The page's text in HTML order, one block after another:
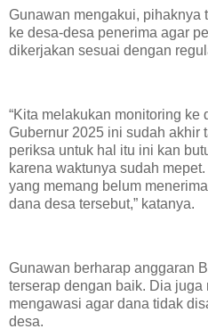
Gunawan mengakui, pihaknya
ke desa-desa penerima agar
dikerjakan sesuai dengan
“Kita melakukan monitoring ke
Gubernur 2025 ini sudah akhir
periksa untuk hal itu ini kan
karena waktunya sudah
yang memang belum
dana desa tersebut,” katanya.
Gunawan berharap anggaran
terserap dengan baik. Dia
mengawasi agar dana tidak
desa.